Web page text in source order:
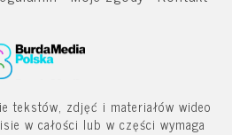
tekstów, zdjęć i materiałów wideo
w całości lub w części wymaga